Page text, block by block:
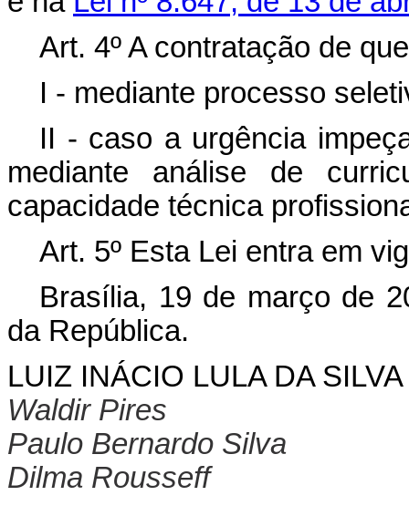
Art. 4º A contratação de
I - mediante processo
II - caso a urgência
mediante análise de
capacidade técnica
Art. 5º Esta Lei entra em
Brasília, 19 de março de
da República.
LUIZ INÁCIO LULA DA SILVA
Waldir Pires
Paulo Bernardo Silva
Dilma Rousseff